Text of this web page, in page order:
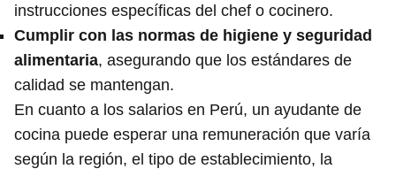
instrucciones específicas del chef o cocinero.
Cumplir con las normas de higiene y seguridad
alimentaria, asegurando que los estándares de
calidad se mantengan.
En cuanto a los salarios en Perú, un ayudante de
cocina puede esperar una remuneración que varía
según la región, el tipo de establecimiento, la